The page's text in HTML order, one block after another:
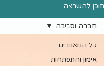
תוכן להשראה
כל המאמרים
אימון והתפתחות
חברה וסביבה